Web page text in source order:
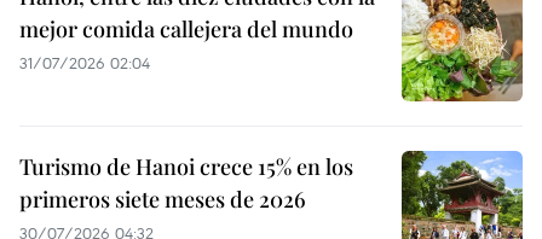
mejor comida callejera del mundo
31/07/2026 02:04
Turismo de Hanoi crece 15% en los
primeros siete meses de 2026
30/07/2026 04:32